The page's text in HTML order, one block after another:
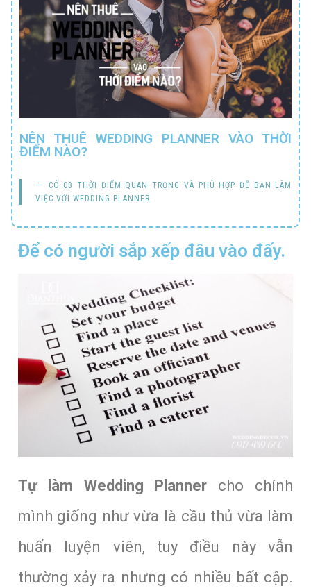
NÊN THUÊ WEDDING PLANNER VÀO THỜI
ĐIỂM NÀO?
CÓ 03 THỜI ĐIỂM QUAN TRỌNG VÀ PHÙ HỢP ĐỂ BẠN LÀM
VIỆC VỚI WEDDING PLANNER.
Để có người sắp xếp đâu vào đấy.
Tự làm Wedding Planner cho chính
mình giống như vừa là cầu thủ vừa làm
huấn luyện viên, tuy điều này vẫn
thường xảy ra nhưng có nhiều bất cập.